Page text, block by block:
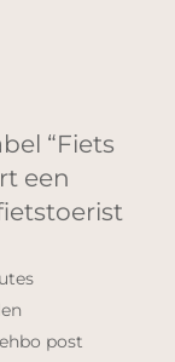
“Fiets
een
post